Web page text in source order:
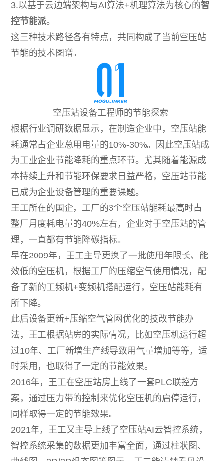
3.以基于云边端架构与AI算法+机理算法为核心的智
控节能派。
这三种技术路径各有特点，共同构成了当前空压站
节能的技术图谱。
空压站设备工程师的节能探索
根据行业调研数据显示，在制造企业中，空压站能
耗通常占企业总用电量的10%-30%。因此空压站成
为工业企业节能降耗的重点环节。尤其随着能源成
本持续上升和节能环保要求日益严格，空压站节能
已成为企业设备管理的重要课题。
王工所在的国企，工厂的3个空压站能耗最高时占
整厂月度耗电量的40%左右，企业对于空压站的管
理，一直都有节能降碳指标。
早在2009年，王工主导更换了一批使用年限长、能
效低的空压机，根据工厂的压缩空气使用情况，配
备了新的工频机+变频机搭配运行，空压站能耗有
所下降。
此后设备更新+压缩空气管网优化的技改节能办
法，王工根据站房的实际情况，比如空压机运行超
过10年、工厂新增生产线导致用气量增加等等，适
时采用，也取得了一定的节能效果。
2016年，王工在空压站房上线了一套PLC联控方
案，通过压力带的控制来优化空压机的启停运行，
同样取得一定的节能效果。
2021年，王工又主导上线了空压站AI云智控系统，
智控系统采集的数据更加丰富全面，通过柱状图、